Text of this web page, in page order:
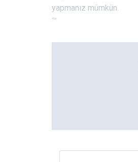
yapmanız mümkün.
“”